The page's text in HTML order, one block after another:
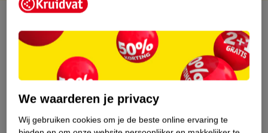
Productinformatie
Etiketinformatie
Nature Impact Score
We waarderen je privacy
Wij gebruiken cookies om je de beste online ervaring te